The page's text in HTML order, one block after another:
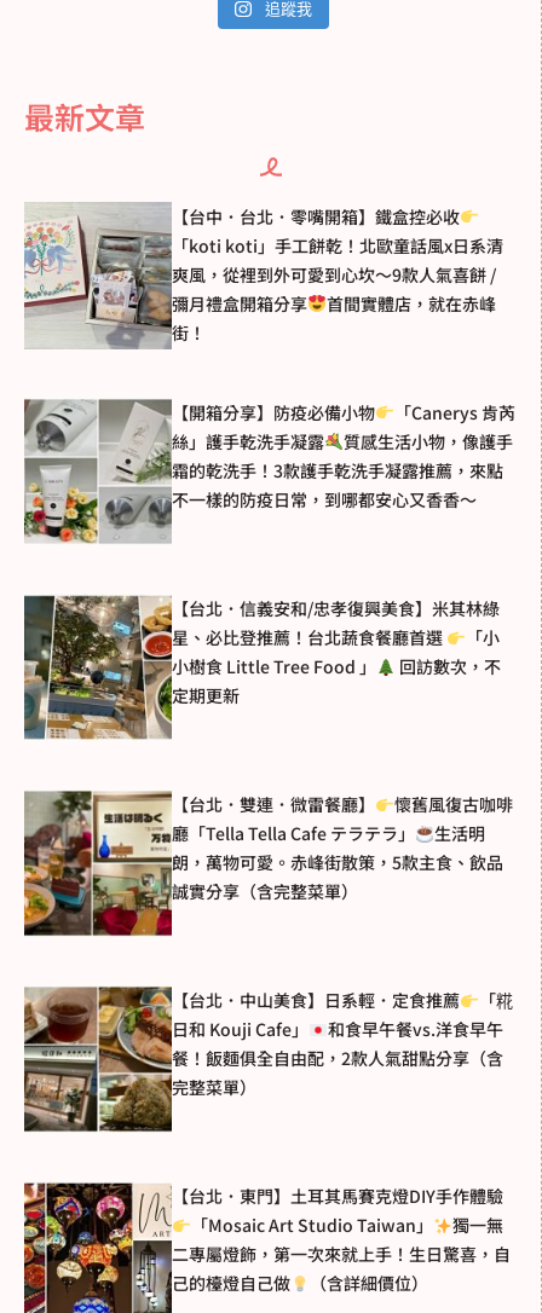
追蹤我
最新文章
【台中．台北．零嘴開箱】鐵盒控必收
「koti koti」手工餅乾！北歐童話風x日系清
爽風，從裡到外可愛到心坎～9款人氣喜餅 /
彌月禮盒開箱分享
首間實體店，就在赤峰
街！
【開箱分享】防疫必備小物
「Canerys 肯芮
絲」護手乾洗手凝露
質感生活小物，像護手
霜的乾洗手！3款護手乾洗手凝露推薦，來點
不一樣的防疫日常，到哪都安心又香香～
【台北．信義安和/忠孝復興美食】米其林綠
星、必比登推薦！台北蔬食餐廳首選
「小
小樹食 Little Tree Food 」
回訪數次，不
定期更新
【台北．雙連．微雷餐廳】
懷舊風復古咖啡
廳「Tella Tella Cafe テラテラ」
生活明
朗，萬物可愛。赤峰街散策，5款主食、飲品
誠實分享（含完整菜單）
【台北．中山美食】日系輕．定食推薦
「糀
日和 Kouji Cafe」
和食早午餐vs.洋食早午
餐！飯麵俱全自由配，2款人氣甜點分享（含
完整菜單）
【台北．東門】土耳其馬賽克燈DIY手作體驗
「Mosaic Art Studio Taiwan」
獨一無
二專屬燈飾，第一次來就上手！生日驚喜，自
己的檯燈自己做
（含詳細價位）